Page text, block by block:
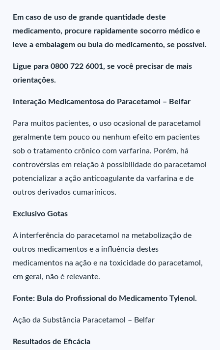
Em caso de uso de grande quantidade deste
medicamento, procure rapidamente socorro médico e
leve a embalagem ou bula do medicamento, se possível.
Ligue para 0800 722 6001, se você precisar de mais
orientações.
Interação Medicamentosa do Paracetamol – Belfar
Para muitos pacientes, o uso ocasional de paracetamol
geralmente tem pouco ou nenhum efeito em pacientes
sob o tratamento crônico com varfarina. Porém, há
controvérsias em relação à possibilidade do paracetamol
potencializar a ação anticoagulante da varfarina e de
outros derivados cumarínicos.
Exclusivo Gotas
A interferência do paracetamol na metabolização de
outros medicamentos e a influência destes
medicamentos na ação e na toxicidade do paracetamol,
em geral, não é relevante.
Fonte: Bula do Profissional do Medicamento Tylenol.
Ação da Substância Paracetamol – Belfar
Resultados de Eficácia